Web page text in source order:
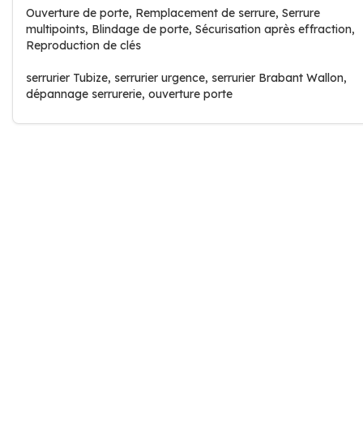
Ouverture de porte, Remplacement de serrure, Serrure
multipoints, Blindage de porte, Sécurisation après effraction,
Reproduction de clés
serrurier Tubize, serrurier urgence, serrurier Brabant Wallon,
dépannage serrurerie, ouverture porte